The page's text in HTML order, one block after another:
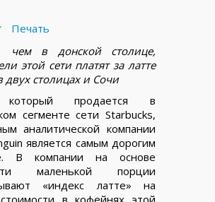
Печать
чем в донской столице,
этой сети платят за латте
двух столицах и Сочи
продается в
сегменте сети Starbucks,
аналитической компании
является самым дорогим
В компании на основе
маленькой порции
«индекс латте» на
в кофейнях этой